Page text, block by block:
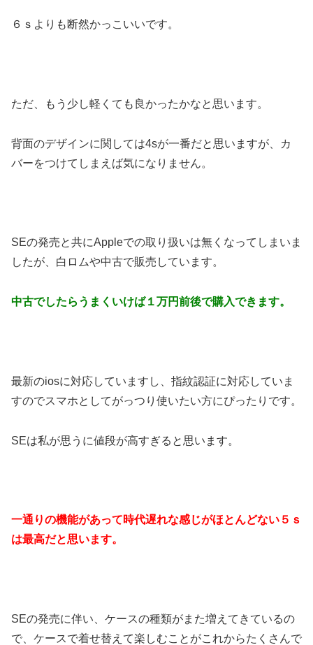
６ｓよりも断然かっこいいです。
ただ、もう少し軽くても良かったかなと思います。
背面のデザインに関しては4sが一番だと思いますが、カ
バーをつけてしまえば気になりません。
SEの発売と共にAppleでの取り扱いは無くなってしまいま
したが、白ロムや中古で販売しています。
中古でしたらうまくいけば１万円前後で購入できます。
最新のiosに対応していますし、指紋認証に対応していま
すのでスマホとしてがっつり使いたい方にぴったりです。
SEは私が思うに値段が高すぎると思います。
一通りの機能があって時代遅れな感じがほとんどない５ｓ
は最高だと思います。
SEの発売に伴い、ケースの種類がまた増えてきているの
で、ケースで着せ替えて楽しむことがこれからたくさんで